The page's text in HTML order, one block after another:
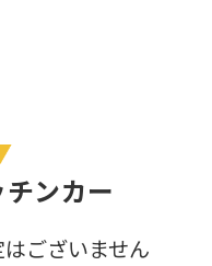
ンカー
ございません